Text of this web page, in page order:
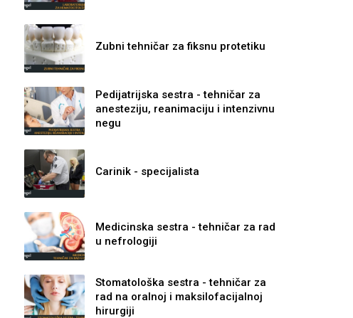
Zubni tehničar za fiksnu protetiku
Pedijatrijska sestra - tehničar za
anesteziju, reanimaciju i intenzivnu
negu
Carinik - specijalista
Medicinska sestra - tehničar za rad
u nefrologiji
Stomatološka sestra - tehničar za
rad na oralnoj i maksilofacijalnoj
hirurgiji